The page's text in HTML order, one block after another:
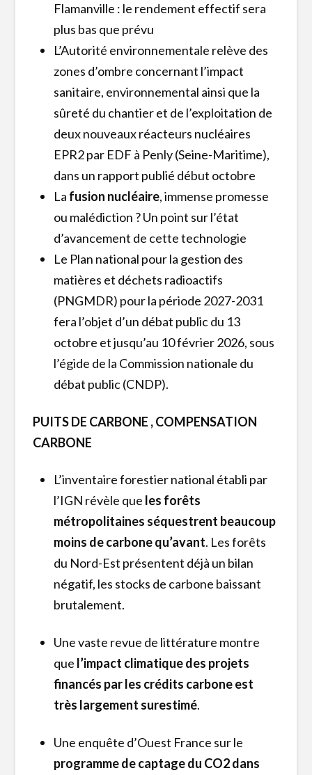
Flamanville : le rendement effectif sera
plus bas que prévu
L’Autorité environnementale relève des
zones d’ombre concernant l’impact
sanitaire, environnemental ainsi que la
sûreté du chantier et de l’exploitation de
deux nouveaux réacteurs nucléaires
EPR2 par EDF à Penly (Seine-Maritime),
dans un rapport publié début octobre
La fusion nucléaire, immense promesse
ou malédiction ? Un point sur l’état
d’avancement de cette technologie
Le Plan national pour la gestion des
matières et déchets radioactifs
(PNGMDR) pour la période 2027-2031
fera l’objet d’un débat public du 13
octobre et jusqu’au 10 février 2026, sous
l’égide de la Commission nationale du
débat public (CNDP).
PUITS DE CARBONE , COMPENSATION
CARBONE
L’inventaire forestier national établi par
l’IGN révèle que les forêts
métropolitaines séquestrent beaucoup
moins de carbone qu’avant. Les forêts
du Nord-Est présentent déjà un bilan
négatif, les stocks de carbone baissant
brutalement.
Une vaste revue de littérature montre
que l’impact climatique des projets
financés par les crédits carbone est
très largement surestimé.
Une enquête d’Ouest France sur le
programme de captage du CO2 dans